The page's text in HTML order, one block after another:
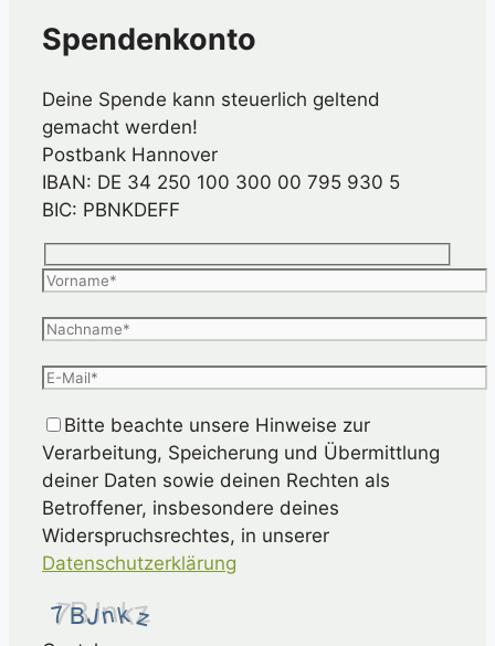
Spendenkonto
Deine Spende kann steuerlich geltend
gemacht werden!
Postbank Hannover
IBAN: DE 34 250 100 300 00 795 930 5
BIC: PBNKDEFF
Bitte beachte unsere Hinweise zur
Verarbeitung, Speicherung und Übermittlung
deiner Daten sowie deinen Rechten als
Betroffener, insbesondere deines
Widerspruchsrechtes, in unserer
Datenschutzerklärung